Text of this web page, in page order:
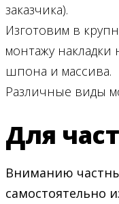
заказчика).
Изготовим в
монтажу накладки
шпона и массива.
Различные виды
Для
Вниманию
самостоятельно